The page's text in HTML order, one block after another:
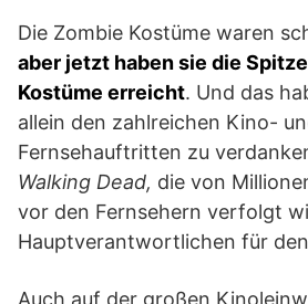
Die Zombie Kostüme waren
aber jetzt haben sie die
Kostüme erreicht. Und das
allein den zahlreichen Kino-
Fernsehauftritten zu
Walking Dead, die von
vor den Fernsehern verfolgt
Hauptverantwortlichen für
Auch auf der großen